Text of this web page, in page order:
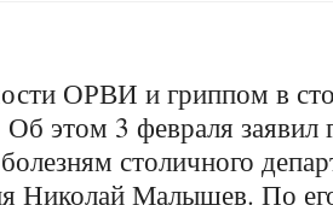
ОРВИ и гриппом в
этом 3 февраля заявил
столичного
Николай Малышев. По